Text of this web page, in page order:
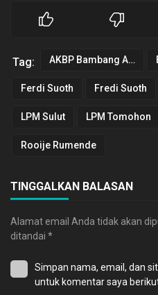
Tag: AKBP Bambang Ashari Gatot
Ferdi Suoth Fredi Suoth
LPM Sulut LPM Tomohon
Rooije Rumende
TINGGALKAN BALASAN
Alamat email Anda tidak akan
ditandai *
Simpan nama, email, dan
untuk komentar saya